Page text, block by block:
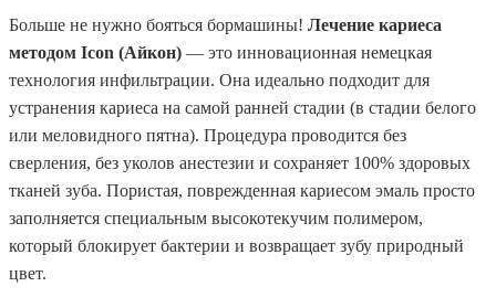
Больше не нужно бояться бормашины! Лечение кариеса
методом Icon (Айкон) — это инновационная немецкая
технология инфильтрации. Она идеально подходит для
устранения кариеса на самой ранней стадии (в стадии белого
или меловидного пятна). Процедура проводится без
сверления, без уколов анестезии и сохраняет 100% здоровых
тканей зуба. Пористая, поврежденная кариесом эмаль просто
заполняется специальным высокотекучим полимером,
который блокирует бактерии и возвращает зубу природный
цвет.